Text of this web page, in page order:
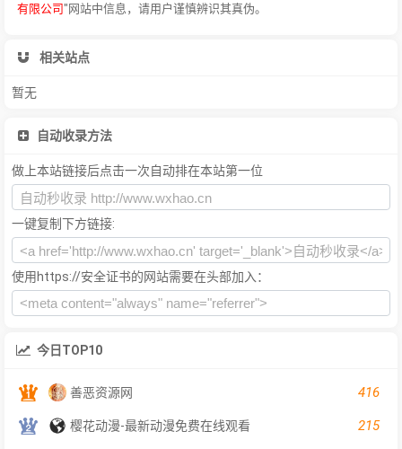
有限公司"网站中信息，请用户谨慎辨识其真伪。
相关站点
暂无
自动收录方法
做上本站链接后点击一次自动排在本站第一位
一键复制下方链接:
使用https://安全证书的网站需要在头部加入：
今日TOP10
善恶资源网 416
樱花动漫-最新动漫免费在线观看 215